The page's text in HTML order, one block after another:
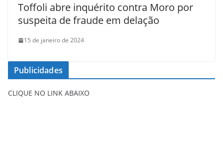
Toffoli abre inquérito contra Moro por
suspeita de fraude em delação
15 de janeiro de 2024
Publicidades
CLIQUE NO LINK ABAIXO